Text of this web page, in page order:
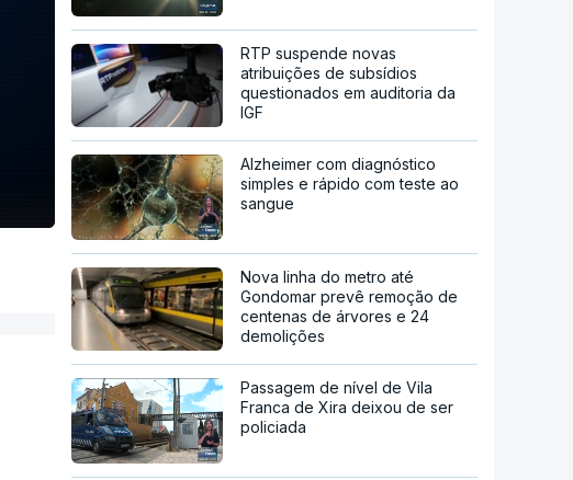
RTP suspende novas
atribuições de subsídios
questionados em auditoria da
IGF
Alzheimer com diagnóstico
simples e rápido com teste ao
sangue
Nova linha do metro até
Gondomar prevê remoção de
centenas de árvores e 24
demolições
Passagem de nível de Vila
Franca de Xira deixou de ser
policiada